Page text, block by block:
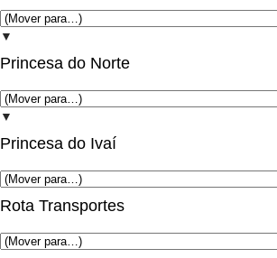
▼
Princesa do Norte
▼
Princesa do Ivaí
Rota Transportes